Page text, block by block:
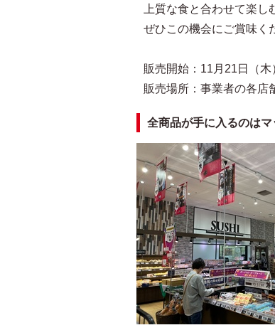
上質な食と合わせて楽
ぜひこの機会にご賞味く
販売開始：11月21日（
販売場所：事業者の各店
全商品が手に入るのは